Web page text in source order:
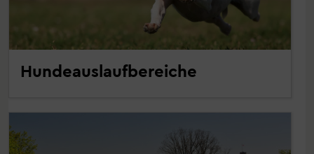
Hundeauslaufbereiche